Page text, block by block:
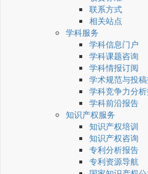
联系方式
相关站点
学科服务
学科信息门户
学科课题咨询
学科情报订阅
学术规范与投
学科竞争力分
学科前沿报告
知识产权服务
知识产权培训
知识产权咨询
专利分析报告
专利资源导航